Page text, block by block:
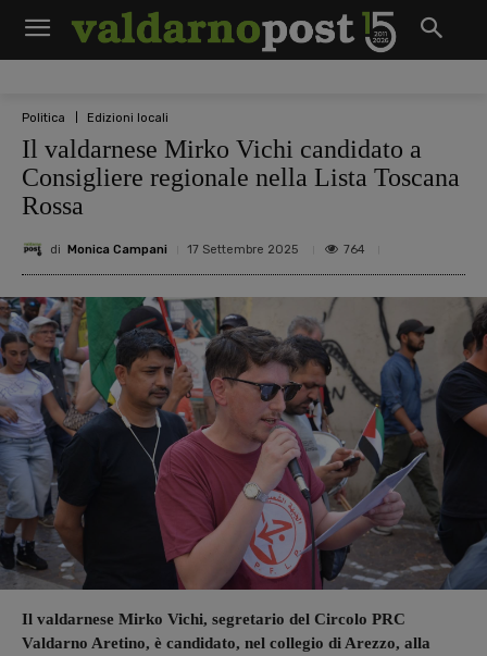
Politica Edizioni locali
Il valdarnese Mirko Vichi candidato a
Consigliere regionale nella Lista Toscana
Rossa
di Monica Campani 17 Settembre 2025 764
Il valdarnese Mirko Vichi, segretario del Circolo PRC
Valdarno Aretino, è candidato, nel collegio di Arezzo, alla